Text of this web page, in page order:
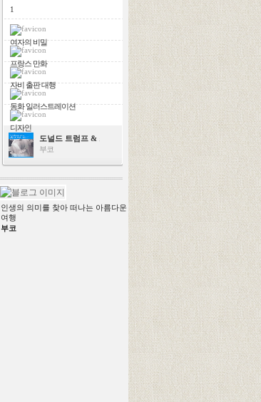
1
여자의 비밀
프랑스 만화
자비 출판 대행
동화 일러스트레이션
디자인
도널드 트럼프 & 스칼렛 요한슨
부코
인생의 의미를 찾아 떠나는 아름다운
여행
부코